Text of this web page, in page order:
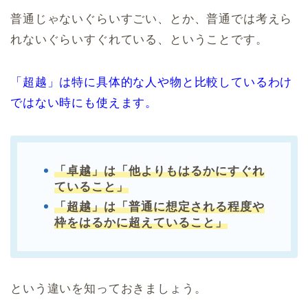
普通じゃないぐらいすごい、とか、普通では考えら
れないぐらいすぐれている、ということです。
「超越」は特に具体的な人や物と比較しているわけ
ではない時にも使えます。
「卓越」は「他よりもはるかにすぐれ
ていること」
「超越」は「普通に想定される程度や
枠をはるかに超えていること」
という違いを知っておきましょう。